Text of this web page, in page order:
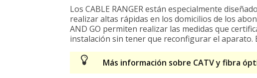
Los CABLE RANGER están especialmente
realizar altas rápidas en los domicilios de los
AND GO permiten realizar las medidas que
instalación sin tener que reconfigurar el aparato.
Más información sobre CATV y fibra